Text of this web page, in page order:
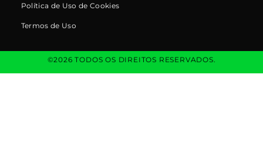
Política de Uso de Cookies
Termos de Uso
©2026 TODOS OS DIREITOS RESERVADOS.